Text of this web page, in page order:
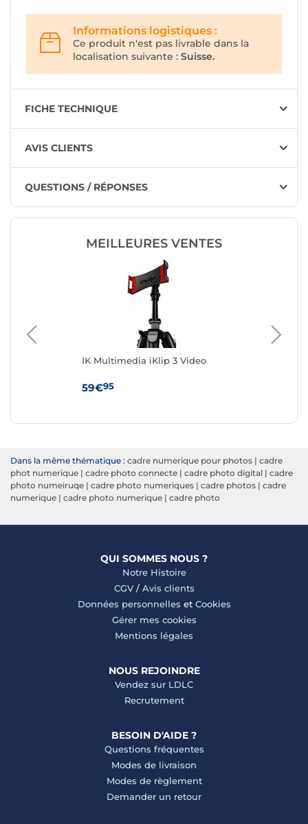
Informations logistiques :
Ce produit n'est pas livrable dans la
localisation suivante : Suisse.
FICHE TECHNIQUE
AVIS CLIENTS
QUESTIONS / RÉPONSES
MEILLEURES VENTES
IK Multimedia iKlip 3 Video
59€95
Dans la même thématique : cadre numerique pour photos | cadre
phot numerique | cadre photo connecte | cadre photo digital | cadre
photo numeiruqe | cadre photo numeriques | cadre photos | cadre
numerique | cadre photo numerique | cadre photo
QUI SOMMES NOUS ?
Notre Histoire
CGV/ Avis clients
Données personnelles et Cookies
Gérer mes cookies
Mentions légales
NOUS REJOINDRE
Vendez sur LDLC
Recrutement
BESOIN D'AIDE ?
Questions fréquentes
Modes de livraison
Modes de règlement
Demander un retour